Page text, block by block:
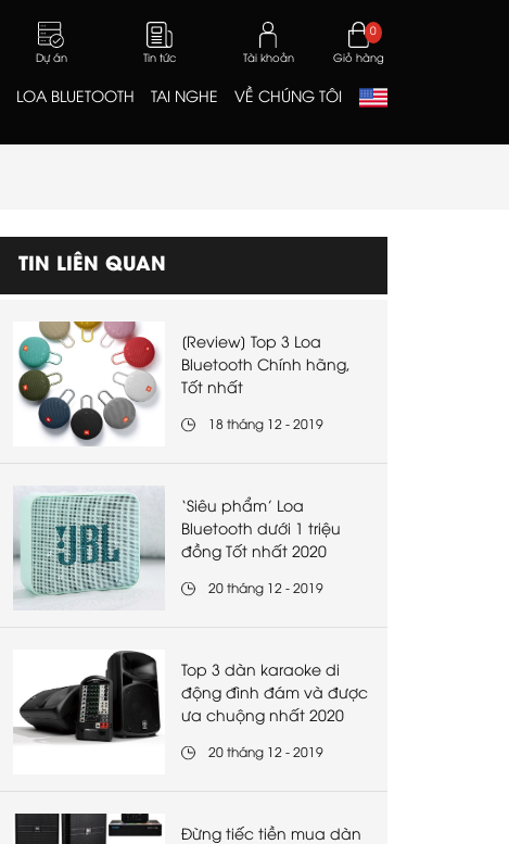
Dự án Tin tức Tài khoản Giỏ hàng
0
LOA BLUETOOTH TAI NGHE VỀ CHÚNG TÔI
TIN LIÊN QUAN
[Review] Top 3 Loa
Bluetooth Chính hãng,
Tốt nhất
18 tháng 12 - 2019
‘Siêu phẩm’ Loa
Bluetooth dưới 1 triệu
đồng Tốt nhất 2020
20 tháng 12 - 2019
Top 3 dàn karaoke di
động đình đám và được
ưa chuộng nhất 2020
20 tháng 12 - 2019
Đừng tiếc tiền mua dàn